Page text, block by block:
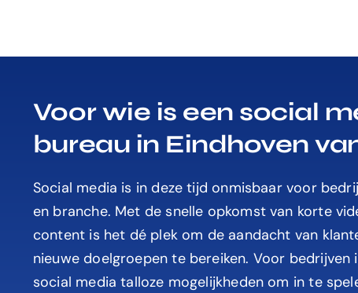
Voor wie is een social
bureau in Eindhoven
Social media is in deze tijd onmisbaar voor
en branche. Met de snelle opkomst van korte
content is het dé plek om de aandacht van
nieuwe doelgroepen te bereiken. Voor bedrijven
social media talloze mogelijkheden om in te